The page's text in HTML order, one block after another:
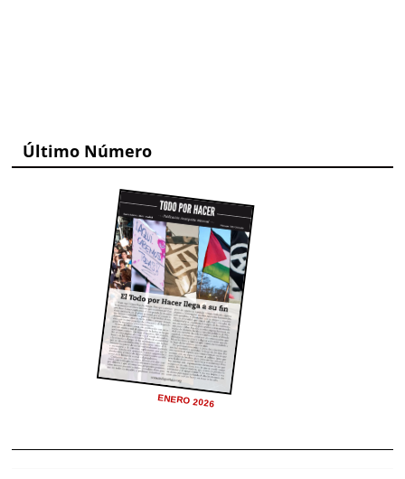
Último Número
ENERO 2026